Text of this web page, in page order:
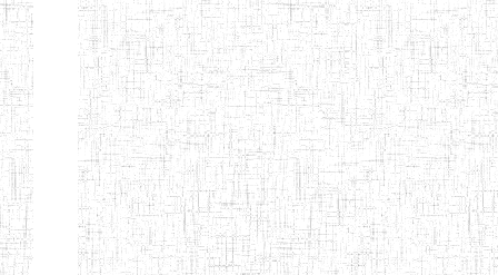
SAINT
ANDREW'S BTTC
28/12/2007 ENIEG
MODEL
INCLUSIVE
BILINGUAL
TEACHER
TRAINING
08/09/2015 ENIEG